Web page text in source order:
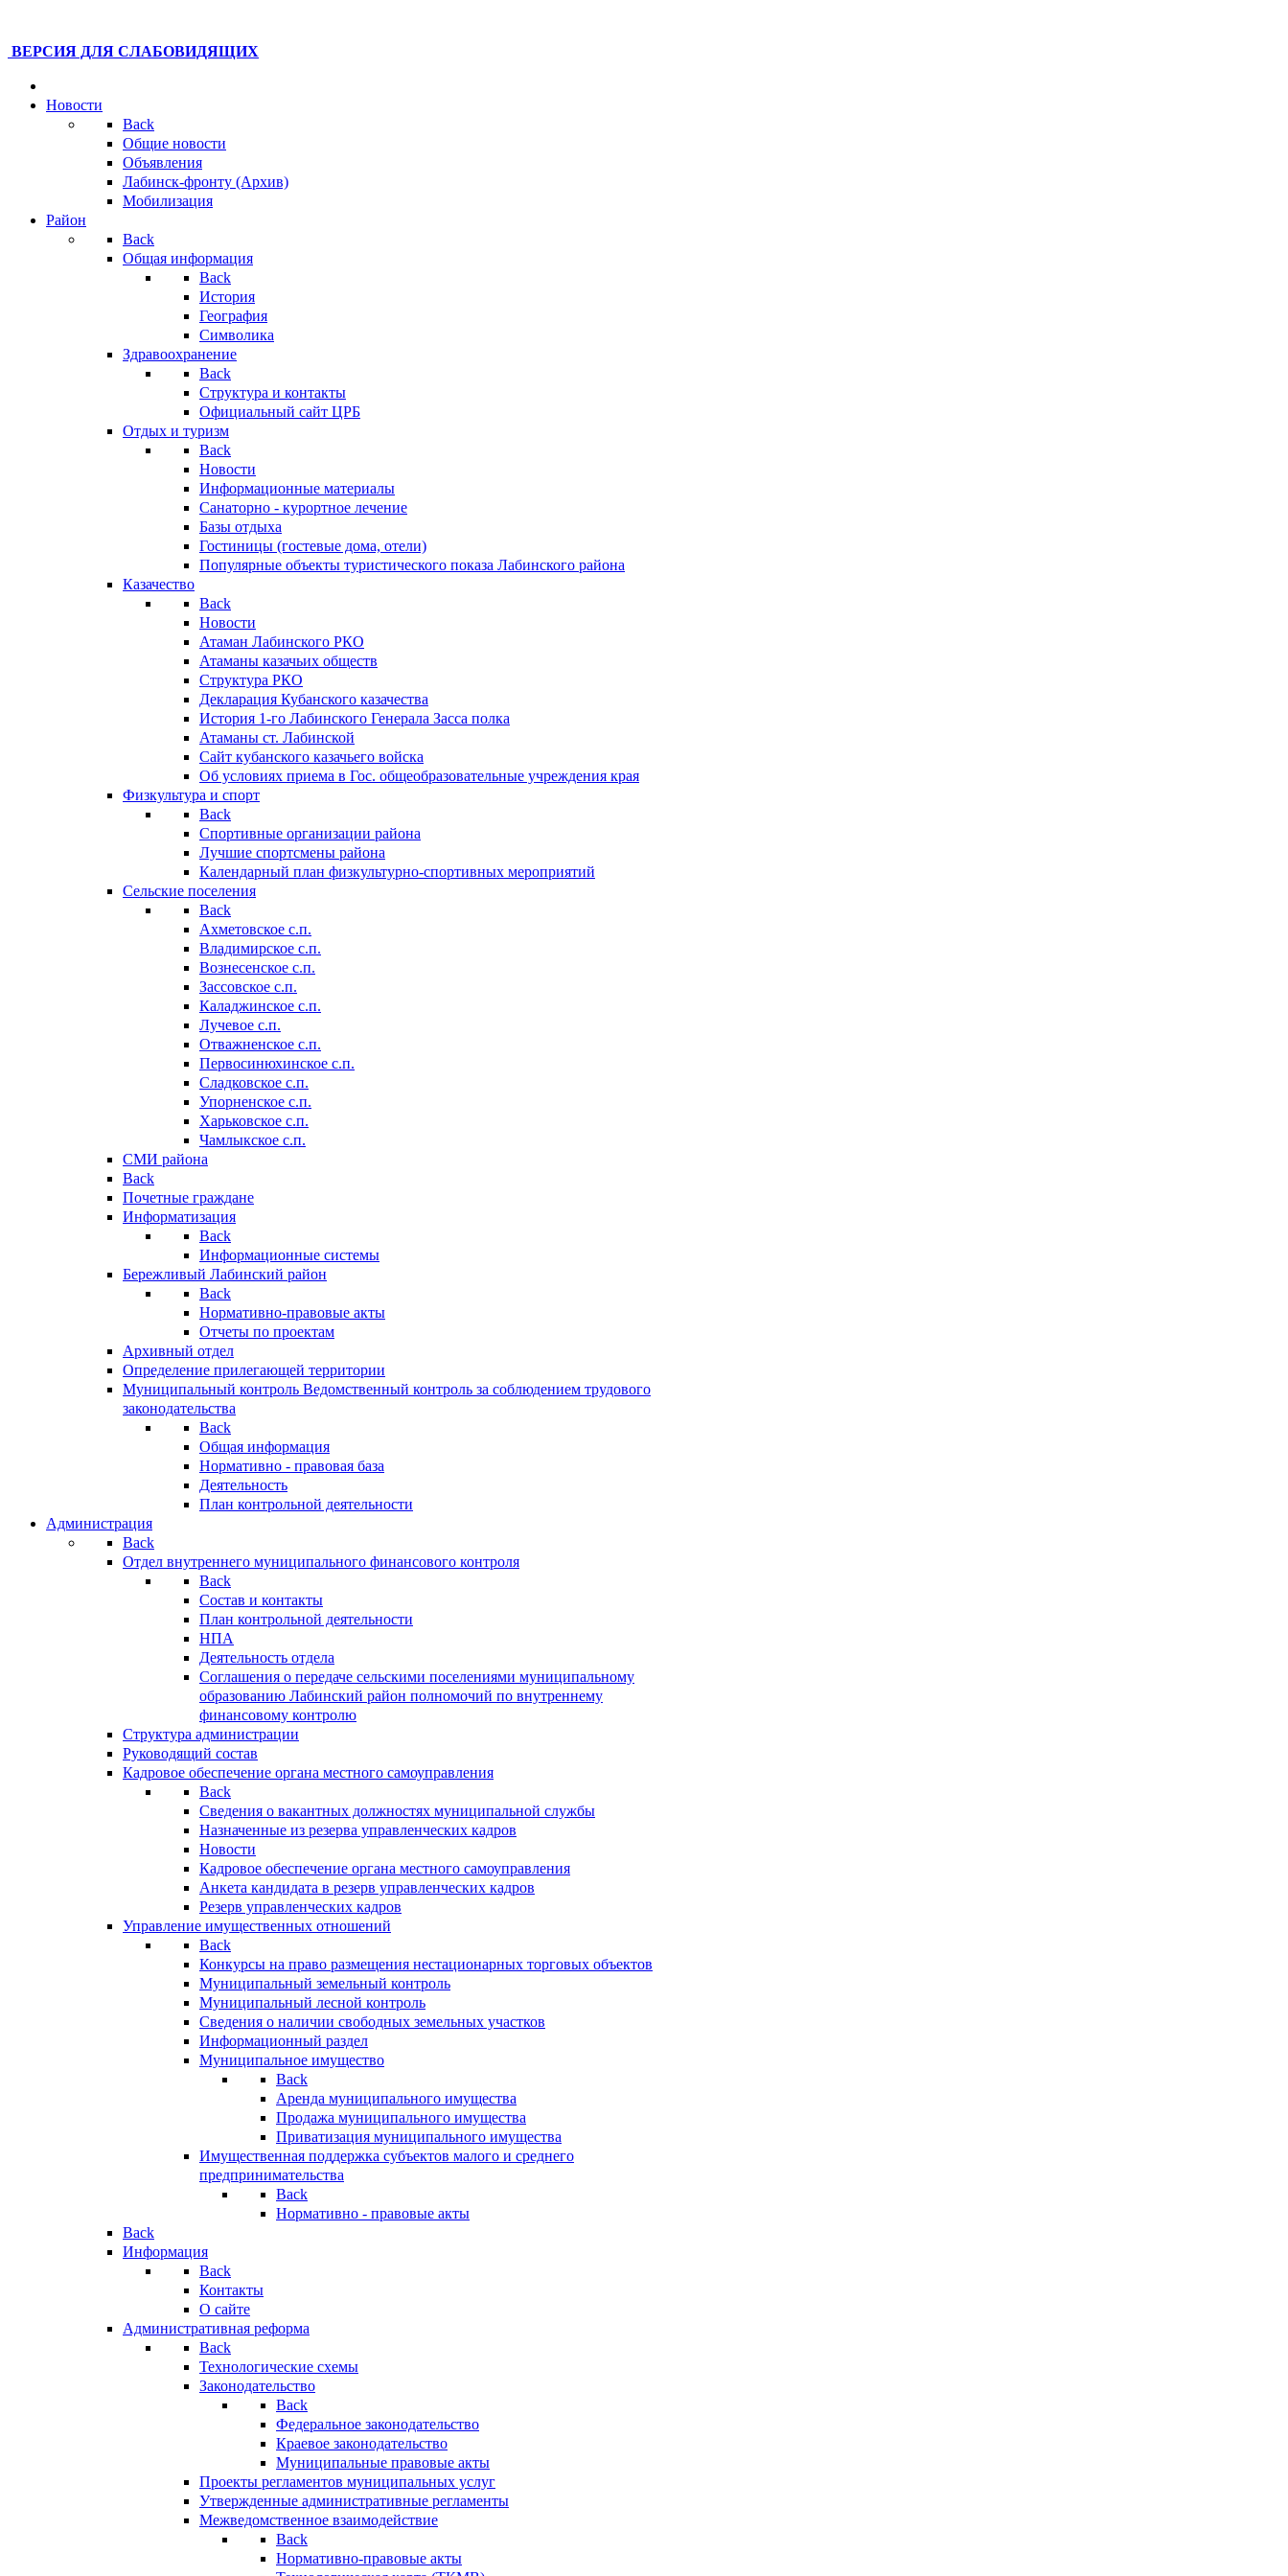
ВЕРСИЯ ДЛЯ СЛАБОВИДЯЩИХ
Новости
Back
Общие новости
Объявления
Лабинск-фронту (Архив)
Мобилизация
Район
Back
Общая информация
Back
История
География
Символика
Здравоохранение
Back
Структура и контакты
Официальный сайт ЦРБ
Отдых и туризм
Back
Новости
Информационные материалы
Санаторно - курортное лечение
Базы отдыха
Гостиницы (гостевые дома, отели)
Популярные объекты туристического показа Лабинского района
Казачество
Back
Новости
Атаман Лабинского РКО
Атаманы казачьих обществ
Структура РКО
Декларация Кубанского казачества
История 1-го Лабинского Генерала Засса полка
Атаманы ст. Лабинской
Cайт кубанского казачьего войска
Об условиях приема в Гос. общеобразовательные учреждения края
Физкультура и спорт
Back
Спортивные организации района
Лучшие спортсмены района
Календарный план физкультурно-спортивных мероприятий
Сельские поселения
Back
Ахметовское с.п.
Владимирское с.п.
Вознесенское с.п.
Зассовское с.п.
Каладжинское с.п.
Лучевое с.п.
Отважненское с.п.
Первосинюхинское с.п.
Сладковское с.п.
Упорненское с.п.
Харьковское с.п.
Чамлыкское с.п.
СМИ района
Back
Почетные граждане
Информатизация
Back
Информационные системы
Бережливый Лабинский район
Back
Нормативно-правовые акты
Отчеты по проектам
Архивный отдел
Определение прилегающей территории
Муниципальный контроль Ведомственный контроль за соблюдением трудового
законодательства
Back
Общая информация
Нормативно - правовая база
Деятельность
План контрольной деятельности
Администрация
Back
Отдел внутреннего муниципального финансового контроля
Back
Состав и контакты
План контрольной деятельности
НПА
Деятельность отдела
Соглашения о передаче сельскими поселениями муниципальному
образованию Лабинский район полномочий по внутреннему
финансовому контролю
Структура администрации
Руководящий состав
Кадровое обеспечение органа местного самоуправления
Back
Сведения о вакантных должностях муниципальной службы
Назначенные из резерва управленческих кадров
Новости
Кадровое обеспечение органа местного самоуправления
Анкета кандидата в резерв управленческих кадров
Резерв управленческих кадров
Управление имущественных отношений
Back
Конкурсы на право размещения нестационарных торговых объектов
Муниципальный земельный контроль
Муниципальный лесной контроль
Сведения о наличии свободных земельных участков
Информационный раздел
Муниципальное имущество
Back
Аренда муниципального имущества
Продажа муниципального имущества
Приватизация муниципального имущества
Имущественная поддержка субъектов малого и среднего
предпринимательства
Back
Нормативно - правовые акты
Back
Информация
Back
Контакты
О сайте
Административная реформа
Back
Технологические схемы
Законодательство
Back
Федеральное законодательство
Краевое законодательство
Муниципальные правовые акты
Проекты регламентов муниципальных услуг
Утвержденные административные регламенты
Межведомственное взаимодействие
Back
Нормативно-правовые акты